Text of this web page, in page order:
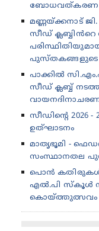
ബോധവത്കരണ
മണ്ണയ്ക്കനാട്
സീഡ്
പുസ്തകങ്ങളുടെ
പാക്കിൽ
സീഡ് ക്ലബ്ബ്
സീഡിന്റെ 2026
ഉത്‌ഘാടനം
മാതൃഭൂമി -
സംസ്ഥാനതല
പൊൻ കതിരുകൾ
എൽ.പി സ്കൂൾ
കൊയ്ത്തുത്സവം